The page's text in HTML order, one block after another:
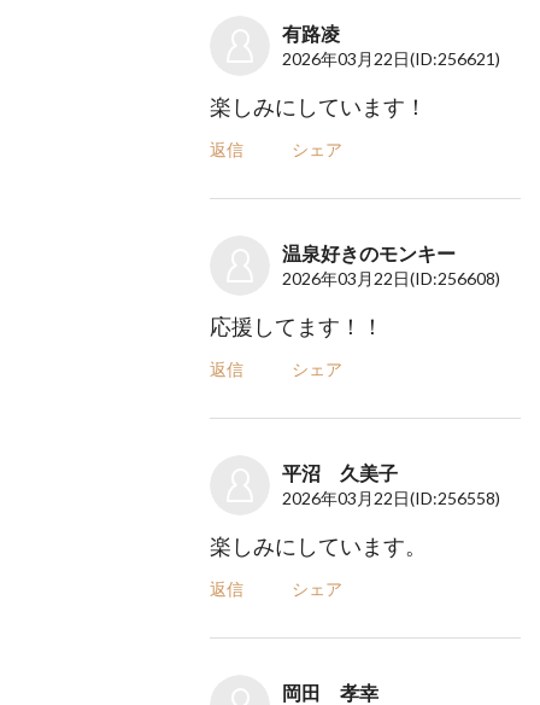
有路凌
2026年03月22日(ID:256621)
楽しみにしています！
返信 シェア
温泉好きのモンキー
2026年03月22日(ID:256608)
応援してます！！
返信 シェア
平沼 久美子
2026年03月22日(ID:256558)
楽しみにしています。
返信 シェア
岡田 孝幸